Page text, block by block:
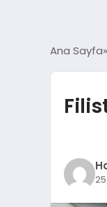
Ana Sayfa